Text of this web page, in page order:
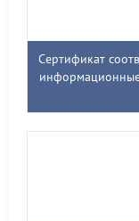
Сертификат